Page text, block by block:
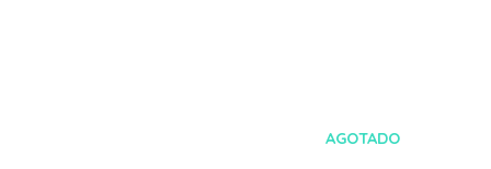
AGOTADO